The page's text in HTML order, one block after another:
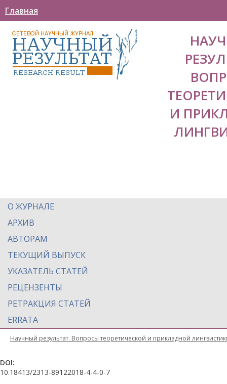
Главная
И
О ЖУРНАЛЕ
АРХИВ
АВТОРАМ
ТЕКУЩИЙ ВЫПУСК
УКАЗАТЕЛЬ СТАТЕЙ
РЕЦЕНЗЕНТЫ
РЕТРАКЦИЯ СТАТЕЙ
ERRATA
Научный результат. Вопросы теоретической и прикладной
DOI:
10.18413/2313-89122018-4-4-0-7